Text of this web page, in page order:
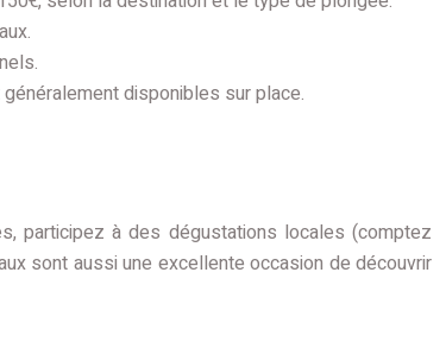
disponibles sur place.
participez à des dégustations locales (comptez
sont aussi une excellente occasion de découvrir